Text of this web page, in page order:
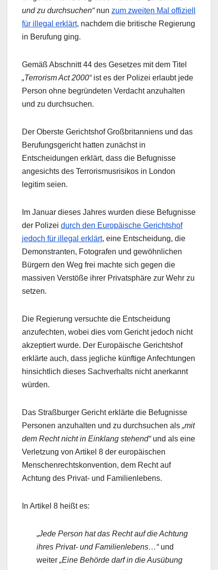
und zu durchsuchen“nun zum zweiten Mal offiziell
für illegal erklärt, nachdem die britische Regierung
in Berufung ging.
Gemäß Abschnitt 44 des Gesetzes mit dem Titel
„Terrorism Act 2000“ist es der Polizei erlaubt jede
Person ohne begründeten Verdacht anzuhalten
und zu durchsuchen.
Der Oberste Gerichtshof Großbritanniens und das
Berufungsgericht hatten zunächst in
Entscheidungen erklärt, dass die Befugnisse
angesichts des Terrorismusrisikos in London
legitim seien.
Im Januar dieses Jahres wurden diese Befugnisse
der Polizei durch den Europäische Gerichtshof
jedoch für illegal erklärt, eine Entscheidung, die
Demonstranten, Fotografen und gewöhnlichen
Bürgern den Weg frei machte sich gegen die
massiven Verstöße ihrer Privatsphäre zur Wehr zu
setzen.
Die Regierung versuchte die Entscheidung
anzufechten, wobei dies vom Gericht jedoch nicht
akzeptiert wurde. Der Europäische Gerichtshof
erklärte auch, dass jegliche künftige Anfechtungen
hinsichtlich dieses Sachverhalts nicht anerkannt
würden.
Das Straßburger Gericht erklärte die Befugnisse
Personen anzuhalten und zu durchsuchen als „mit
dem Recht nicht in Einklang stehend“und als eine
Verletzung von Artikel 8 der europäischen
Menschenrechtskonvention, dem Recht auf
Achtung des Privat- und Familienlebens.
In Artikel 8 heißt es:
„Jede Person hat das Recht auf die Achtung
ihres Privat- und Familienlebens…“ und
weiter „Eine Behörde darf in die Ausübung